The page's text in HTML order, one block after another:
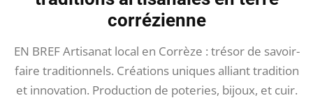
corrézienne
EN BREF Artisanat local en Corrèze : trésor de savoir-
faire traditionnels. Créations uniques alliant tradition
et innovation. Production de poteries, bijoux, et cuir.